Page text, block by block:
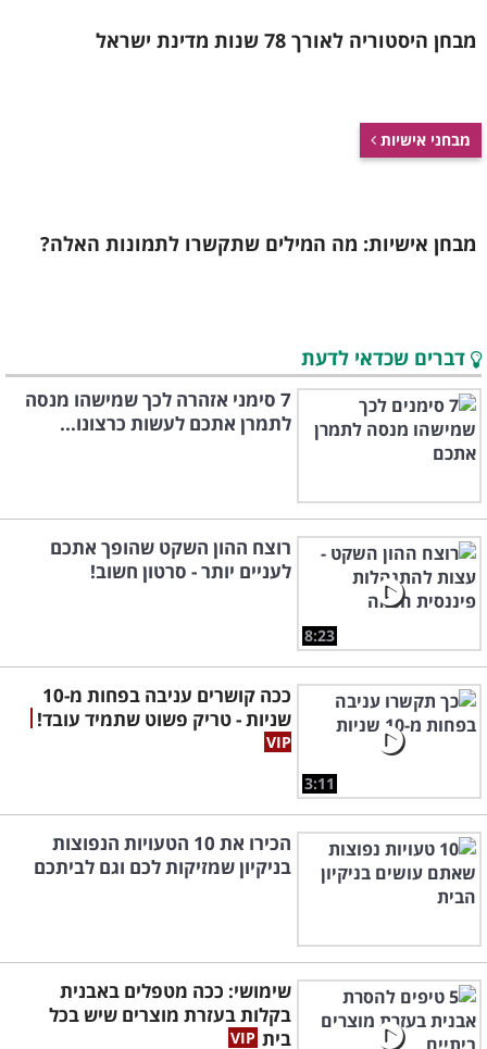
מבחן היסטוריה לאורך 78 שנות מדינת ישראל
מבחני אישיות
מבחן אישיות: מה המילים שתקשרו לתמונות האלה?
דברים שכדאי לדעת
7 סימני אזהרה לכך שמישהו מנסה
לתמרן אתכם לעשות כרצונו...
8:23
רוצח ההון השקט שהופך אתכם
לעניים יותר - סרטון חשוב!
3:11
ככה קושרים עניבה בפחות מ-10
שניות - טריק פשוט שתמיד עובד!
הכירו את 10 הטעויות הנפוצות
בניקיון שמזיקות לכם וגם לביתכם
שימושי: ככה מטפלים באבנית
בקלות בעזרת מוצרים שיש בכל
בית